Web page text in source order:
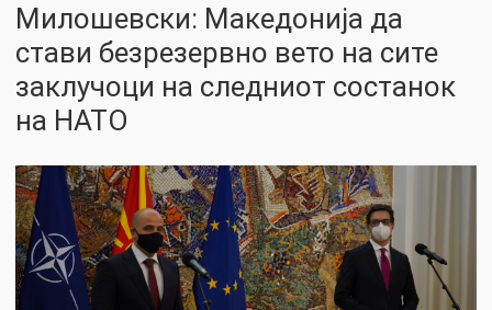
Милошевски: Македонија да
стави безрезервно вето на сите
заклучоци на следниот состанок
на НАТО